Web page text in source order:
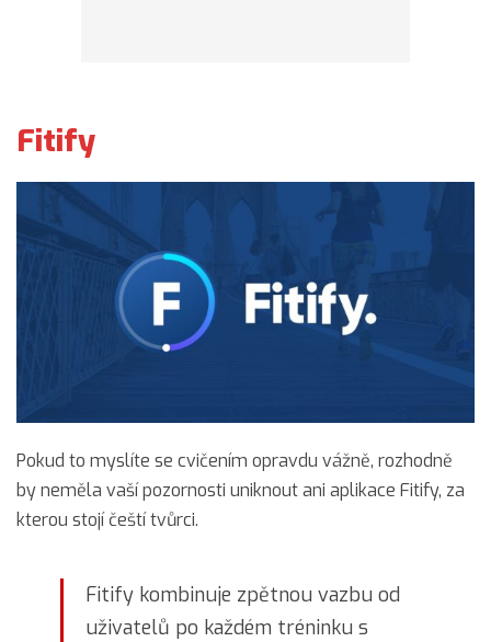
Fitify
Pokud to myslíte se cvičením opravdu vážně, rozhodně
by neměla vaší pozornosti uniknout ani aplikace Fitify, za
kterou stojí čeští tvůrci.
Fitify kombinuje zpětnou vazbu od
uživatelů po každém tréninku s